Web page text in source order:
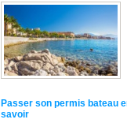
Passer son permis bateau
savoir